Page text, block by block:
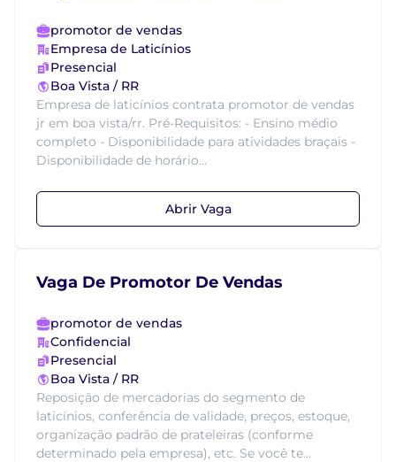
promotor de vendas
Empresa de Laticínios
Presencial
Boa Vista / RR
Empresa de laticínios contrata promotor de vendas
jr em boa vista/rr. Pré-Requisitos: - Ensino médio
completo - Disponibilidade para atividades braçais -
Disponibilidade de horário...
Abrir Vaga
Vaga De Promotor De Vendas
promotor de vendas
Confidencial
Presencial
Boa Vista / RR
Reposição de mercadorias do segmento de
laticínios, conferência de validade, preços, estoque,
organização padrão de prateleiras (conforme
determinado pela empresa), etc. Se você te...